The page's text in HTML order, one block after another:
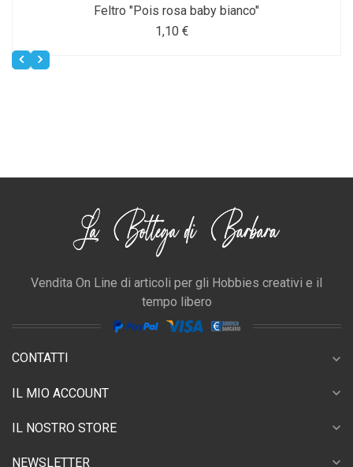
Feltro "Pois rosa baby bianco"
1,10 €
Vendita On Line di articoli per gli Hobbies creativi e il
tempo libero
CONTATTI expand_more
IL MIO ACCOUNT expand_more
IL NOSTRO STORE expand_more
NEWSLETTER expand_more